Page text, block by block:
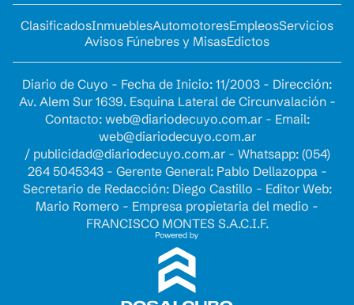
ClasificadosInmueblesAutomotoresEmpleosServicios
Avisos Fúnebres y MisasEdictos
Diario de Cuyo - Fecha de Inicio: 11/2003 - Dirección:
Av. Alem Sur 1639. Esquina Lateral de Circunvalación -
Contacto: web@diariodecuyo.com.ar- Email:
web@diariodecuyo.com.ar
/ publicidad@diariodecuyo.com.ar- Whatsapp: (054)
264 5045343 - Gerente General: Pablo Dellazoppa -
Secretario de Redacción: Diego Castillo - Editor Web:
Mario Romero - Empresa propietaria del medio -
FRANCISCO MONTES S.A.C.I.F.